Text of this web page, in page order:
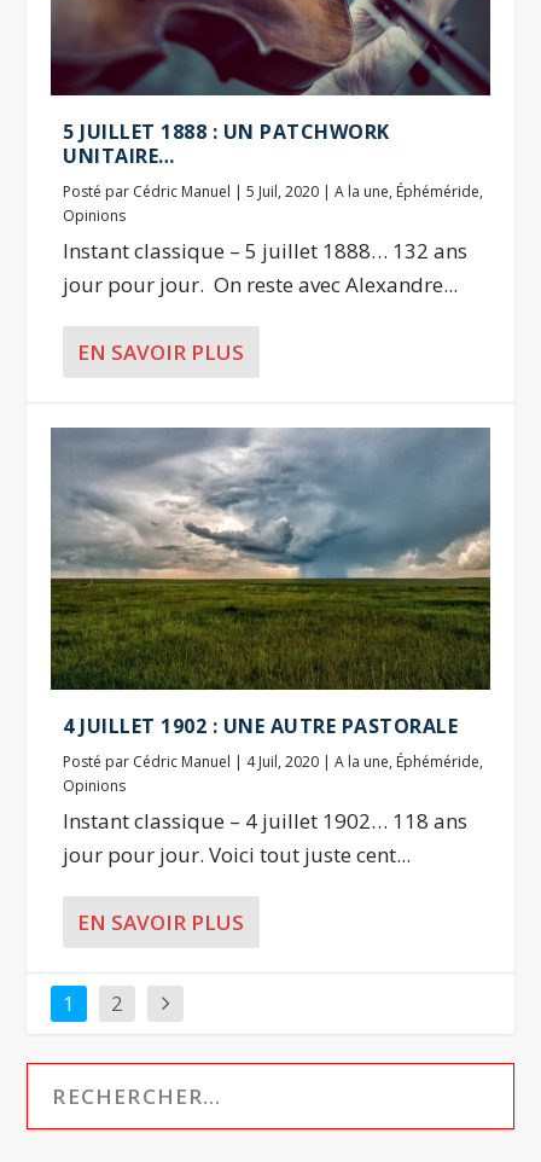
5 JUILLET 1888 : UN PATCHWORK
UNITAIRE…
Posté par Cédric Manuel |5 Juil, 2020 |A la une, Éphéméride,
Opinions
Instant classique – 5 juillet 1888… 132 ans
jour pour jour. On reste avec Alexandre...
EN SAVOIR PLUS
4 JUILLET 1902 : UNE AUTRE PASTORALE
Posté par Cédric Manuel | 4 Juil, 2020 |A la une, Éphéméride,
Opinions
Instant classique – 4 juillet 1902… 118 ans
jour pour jour. Voici tout juste cent...
EN SAVOIR PLUS
1 2